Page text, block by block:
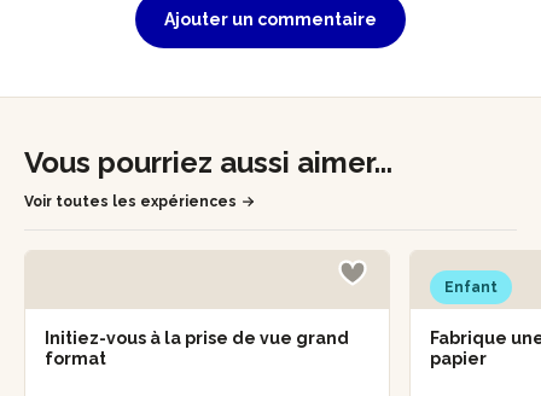
Ajouter un commentaire
Vous pourriez aussi aimer...
Voir toutes les expériences
Initiez-vous à la prise de vue grand
format
Enfant
Fabrique
papier